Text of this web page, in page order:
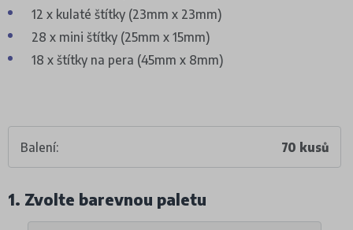
12 x kulaté štítky (23mm x 23mm)
28 x mini štítky (25mm x 15mm)
18 x štítky na pera (45mm x 8mm)
Balení: 70 kusů
1. Zvolte barevnou paletu